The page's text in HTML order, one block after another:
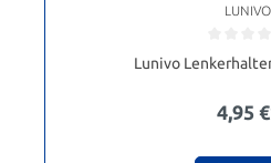
LUNIVO
Lunivo
4,95